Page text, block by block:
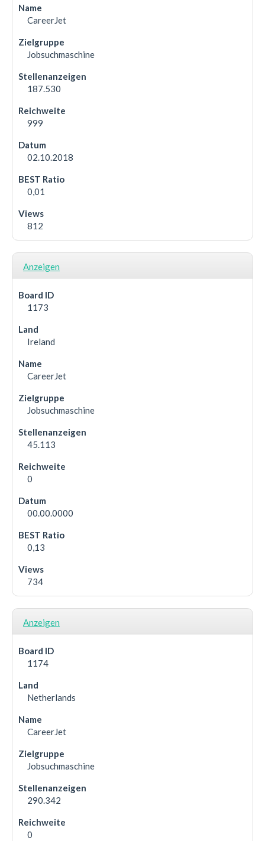
CareerJet
Jobsuchmaschine
187.530
999
02.10.2018
0,01
812
Anzeigen
1173
Ireland
CareerJet
Jobsuchmaschine
45.113
0
00.00.0000
0,13
734
Anzeigen
1174
Netherlands
CareerJet
Jobsuchmaschine
290.342
0